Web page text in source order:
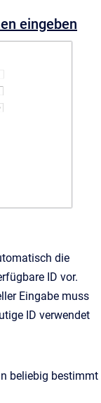
eingeben
die
ID vor.
Eingabe muss
ID verwendet
beliebig bestimmt